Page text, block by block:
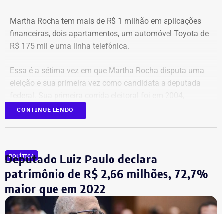
Martha Rocha tem mais de R$ 1 milhão em aplicações
financeiras, dois apartamentos, um automóvel Toyota de
R$ 175 mil e uma linha telefônica.
Essa é a sétima vez em que Martha Rocha disputa uma
eleição e sua primeira vez como candidata a deputada
quando foi candidata a vice-prefeita na chapa de Bittar
para a Prefeitura do Rio. Na época, ela não declarou bens.
acumulado dos últimos vinte anos, a expansão nominal
do patrimônio dela foi de R$ 2,9 milhões.
CONTINUE LENDO
POLÍTICA
Deputado Luiz Paulo declara
patrimônio de R$ 2,66 milhões, 72,7%
maior que em 2022